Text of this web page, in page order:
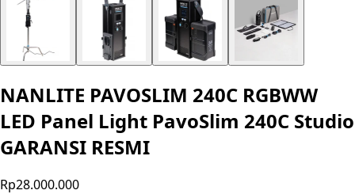
NANLITE PAVOSLIM 240C RGBWW
LED Panel Light PavoSlim 240C Studio
GARANSI RESMI
Rp28.000.000